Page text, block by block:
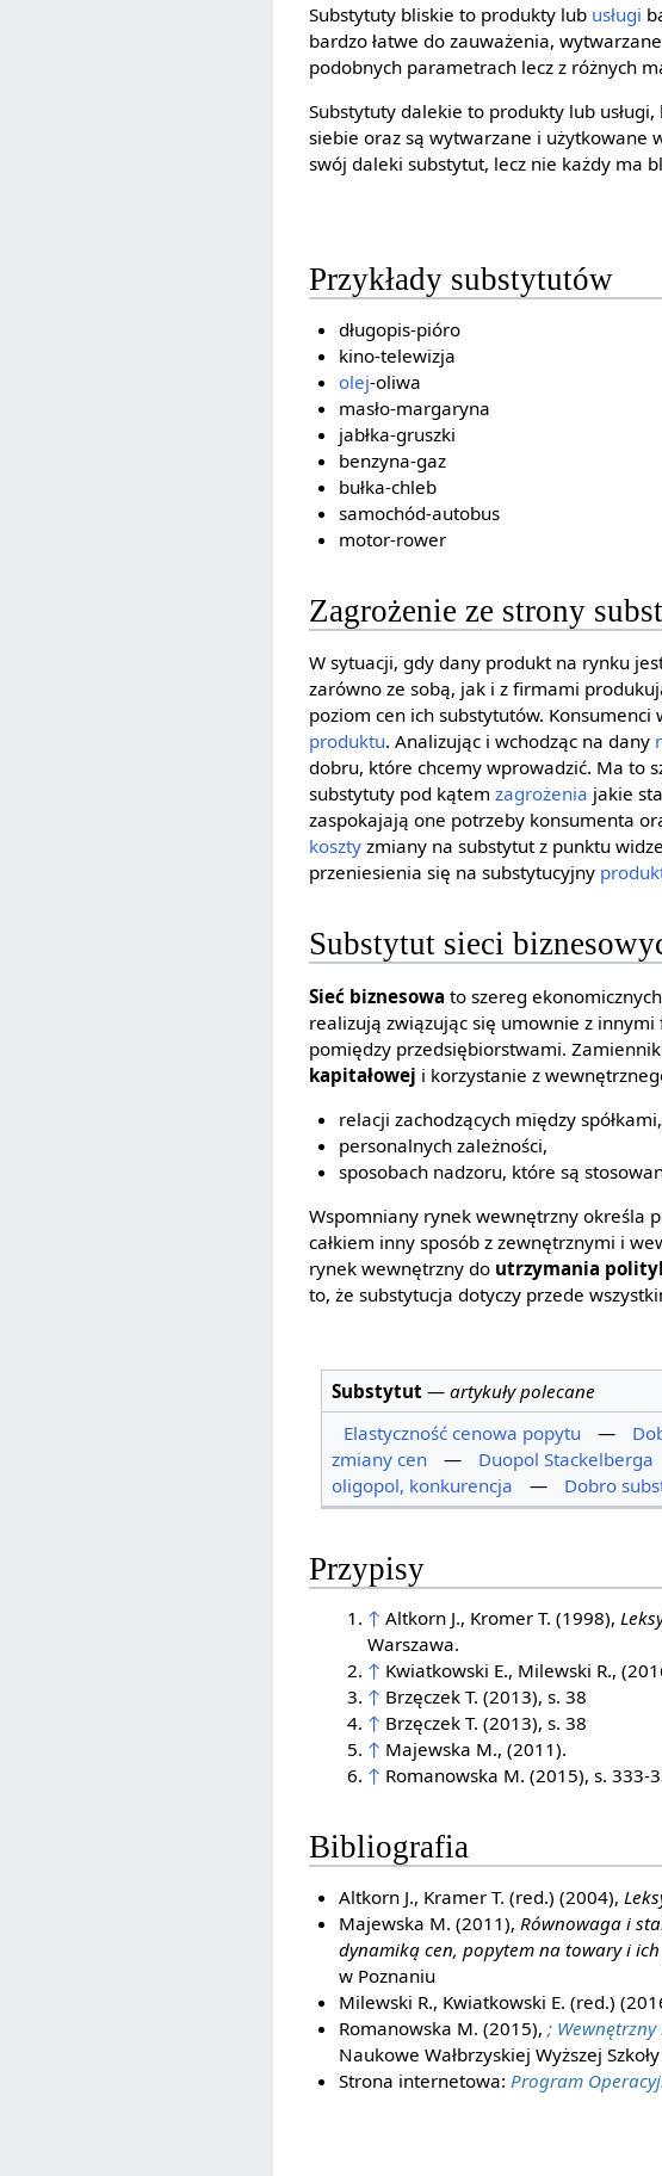
Substytuty bliskie to produkty lub usługi
bardzo łatwe do zauważenia,
podobnych parametrach lecz z różnych
Substytuty dalekie to produkty lub
siebie oraz są wytwarzane i użytkowane
swój daleki substytut, lecz nie każdy ma
Przykłady substytutów
długopis-pióro
kino-telewizja
olej-oliwa
masło-margaryna
jabłka-gruszki
benzyna-gaz
bułka-chleb
samochód-autobus
motor-rower
Zagrożenie ze strony
W sytuacji, gdy dany produkt na rynku
zarówno ze sobą, jak i z firmami
poziom cen ich substytutów.
produktu. Analizując i wchodząc na dany
dobru, które chcemy wprowadzić. Ma to
substytuty pod kątemzagrożenia jakie
zaspokajają one potrzeby konsumenta
koszty zmiany na substytut z punktu
przeniesienia się na substytucyjny
Substytut sieci
Sieć biznesowa to szereg
realizują związując się umownie z
pomiędzy przedsiębiorstwami.
kapitałowej i korzystanie z
relacji zachodzących między spółkami,
personalnych zależności,
sposobach nadzoru, które są
Wspomniany rynek wewnętrzny określa
całkiem inny sposób z zewnętrznymi i
rynek wewnętrzny do utrzymania
to, że substytucja dotyczy przede
Substytut— artykuły polecane
Elastyczność cenowa popytu
—
zmiany cen
— Duopol Stackelberga
oligopol, konkurencja
— Dobro
Przypisy
↑ Altkorn J., Kromer T. (1998),
Warszawa.
↑ Kwiatkowski E., Milewski R.,
↑ Brzęczek T. (2013), s. 38
↑ Brzęczek T. (2013), s. 38
↑ Majewska M., (2011).
↑ Romanowska M. (2015), s. 333-
Bibliografia
Altkorn J., Kramer T. (red.) (2004),
Majewska M. (2011), Równowaga i
dynamiką cen, popytem na towary i
w Poznaniu
Milewski R., Kwiatkowski E. (red.)
Romanowska M. (2015), ;
Naukowe Wałbrzyskiej Wyższej
Strona internetowa: Program